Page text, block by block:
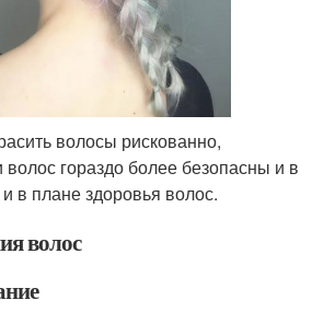
волосы рискованно,
гораздо более безопасны и в
в плане здоровья волос.
волос